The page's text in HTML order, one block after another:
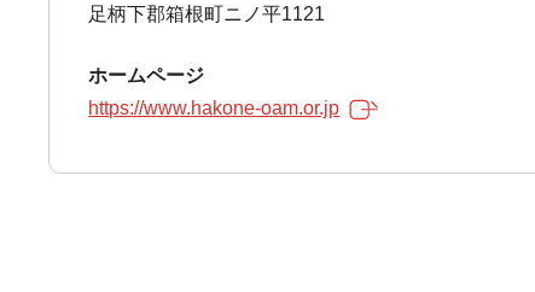
足柄下郡箱根町ニノ平1121
ホームページ
https://www.hakone-oam.or.jp